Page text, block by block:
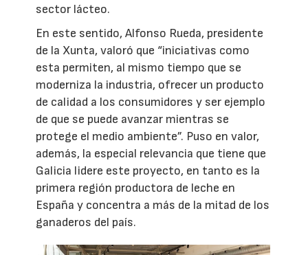
sector lácteo.
En este sentido, Alfonso Rueda, presidente
de la Xunta, valoró que “iniciativas como
esta permiten, al mismo tiempo que se
moderniza la industria, ofrecer un producto
de calidad a los consumidores y ser ejemplo
de que se puede avanzar mientras se
protege el medio ambiente”. Puso en valor,
además, la especial relevancia que tiene que
Galicia lidere este proyecto, en tanto es la
primera región productora de leche en
España y concentra a más de la mitad de los
ganaderos del país.